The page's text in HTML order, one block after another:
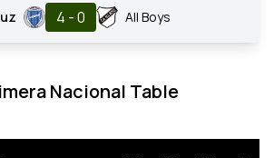
4 - 0 All Boys
Nacional Table